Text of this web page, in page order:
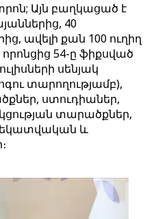
Այն բաղկացած է
40
ավելի քան 100 ուղիղ
54-ը ֆիքսված
սենյակ
տարողությամբ),
ստուդիաներ,
տարածքներ,
և